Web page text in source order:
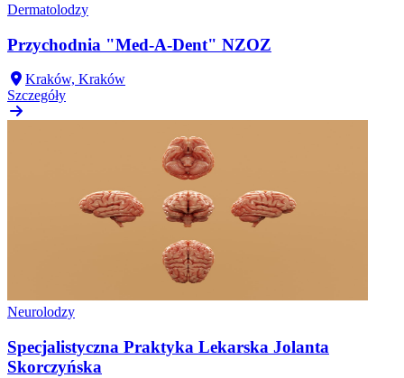
Dermatolodzy
Przychodnia "Med-A-Dent" NZOZ
Kraków, Kraków
Szczegóły
Neurolodzy
Specjalistyczna Praktyka Lekarska Jolanta
Skorczyńska